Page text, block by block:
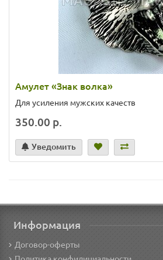
Амулет «Знак волка»
Для усиления мужских качеств
350.00 р.
Уведомить
Информация
Договор-оферты